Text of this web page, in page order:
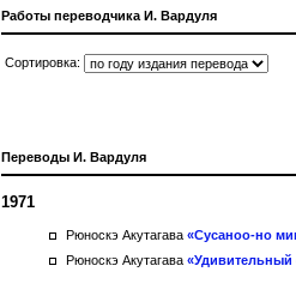
Работы переводчика И. Вардуля
Сортировка:
Переводы И. Вардуля
1971
Рюноскэ Акутагава «Сусаноо-но
Рюноскэ Акутагава «Удивительный